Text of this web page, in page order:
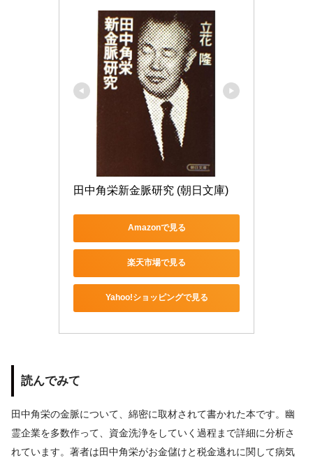
田中角栄新金脈研究 (朝日文庫)
Amazonで見る
楽天市場で見る
Yahoo!ショッピングで見る
読んでみて
田中角栄の金脈について、綿密に取材されて書かれた本です。幽
霊企業を多数作って、資金洗浄をしていく過程まで詳細に分析さ
れています。著者は田中角栄がお金儲けと税金逃れに関して病気